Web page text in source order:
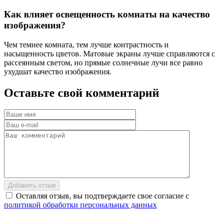
Как влияет освещенность комнаты на качество
изображения?
Чем темнее комната, тем лучше контрастность и
насыщенность цветов. Матовые экраны лучше справляются с
рассеянным светом, но прямые солнечные лучи все равно
ухудшат качество изображения.
Оставьте свой комментарий
Добавить отзыв
Оставляя отзыв, вы подтверждаете свое согласие с
политикой обработки персональных данных